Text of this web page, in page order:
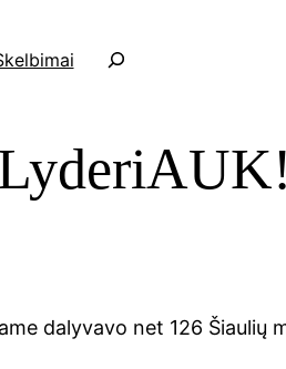
a
š
k
dalyvavo net 126 Šiaulių